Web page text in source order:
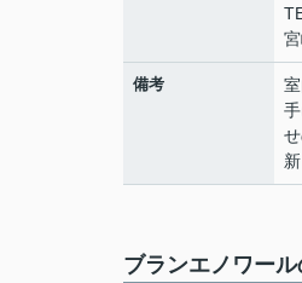
備考
ブランエノワー